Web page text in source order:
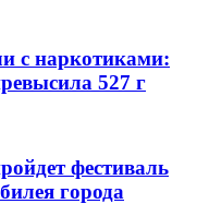
с наркотиками:
527 г
фестиваль
города